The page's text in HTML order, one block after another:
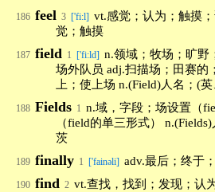
186 feel 3 ['fi:l] vt.感觉；认为；触摸
觉；触摸
187 field 1 ['fi:ld] n.领域；牧场；旷野
场外队员 adj.扫描场；田赛的
上；使上场 n.(Field)人名；(
188 Fields 1 n.域，字段；场设置（
（field的单三形式）
茨
189 finally 1 ['fainəli] adv.最后；终于
190 find 2 vt.查找，找到；发现；认